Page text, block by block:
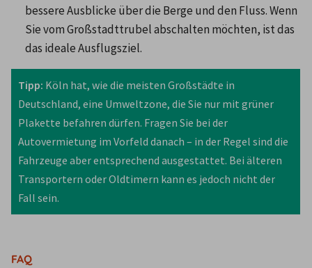
bessere Ausblicke über die Berge und den Fluss. Wenn
Sie vom Großstadttrubel abschalten möchten, ist das
das ideale Ausflugsziel.
Tipp: Köln hat, wie die meisten Großstädte in
Deutschland, eine Umweltzone, die Sie nur mit grüner
Plakette befahren dürfen. Fragen Sie bei der
Autovermietung im Vorfeld danach – in der Regel sind die
Fahrzeuge aber entsprechend ausgestattet. Bei älteren
Transportern oder Oldtimern kann es jedoch nicht der
Fall sein.
FAQ